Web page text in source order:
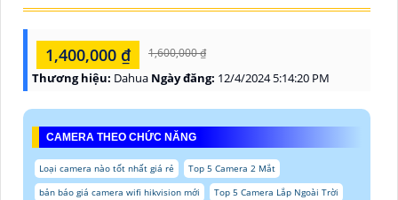
1,400,000 ₫ 1,600,000 ₫
Thương hiệu: Dahua Ngày đăng: 12/4/2024 5:14:20 PM
CAMERA THEO CHỨC NĂNG
Loại camera nào tốt nhất giá rẻ
Top 5 Camera 2 Mắt
bản báo giá camera wifi hikvision mới
Top 5 Camera Lắp Ngoài Trời